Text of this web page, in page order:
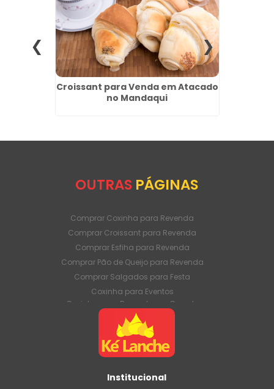
Croissant para Venda em Atacado
no Mandaqui
OUTRAS PÁGINAS
Comprar Coxinha para Revenda
Comprar Croissant para Revenda
Comprar Esfiha para Revenda
Comprar Pão de Queijo para Revenda
Comprar Salgados para Festa
Coxinha para Eventos
Coxinha para Revenda em Grande
Quantidade
Coxinha para Venda Direto da Fábrica
Coxinha para Venda em Atacado
Croissant para Revenda em Grande
Croissant para Venda Direto da Fábrica
Institucional